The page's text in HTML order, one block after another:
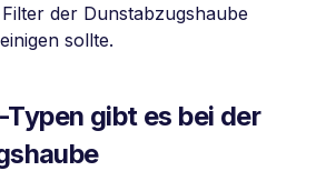
der Dunstabzugshaube
sollte.
Typen gibt es bei der